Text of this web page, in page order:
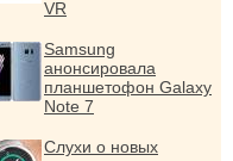
VR
Samsung
анонсировала
планшетофон Galaxy
Note 7
Слухи о новых